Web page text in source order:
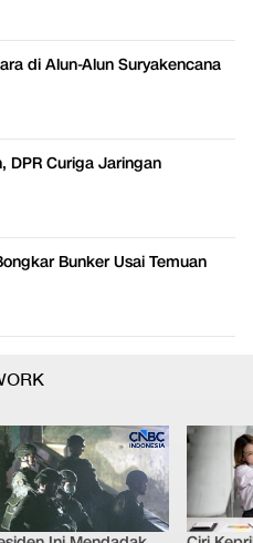
di Alun-Alun Suryakencana
DPR Curiga Jaringan
Bunker Usai Temuan